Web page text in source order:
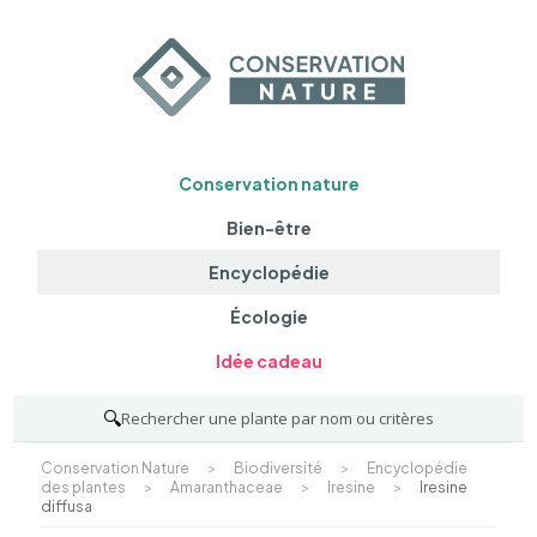
Conservation nature
Bien-être
Encyclopédie
Écologie
Idée cadeau
🔍Rechercher une plante par nom ou critères
Conservation Nature > Biodiversité >
Encyclopédie
des plantes
> Amaranthaceae > Iresine >
Iresine
diffusa